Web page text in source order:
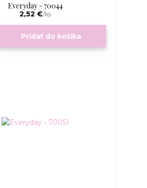
Everyday - 70044
2,52 €/ks
Pridať do košíka